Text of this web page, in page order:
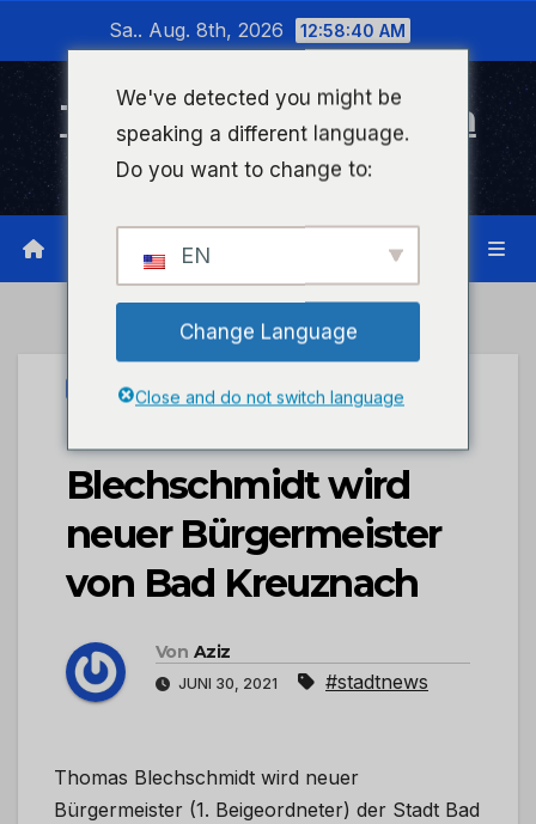
wechseln
Sa.. Aug. 8th, 2026 12:58:40 AM
Timeline Bad Kreuznach
Infonetzwerk für Bad Kreuznach
STADTKREUZNACH
Thomas
Blechschmidt wird
neuer Bürgermeister
von Bad Kreuznach
Von Aziz
JUNI 30, 2021 #stadtnews
Thomas Blechschmidt wird neuer
Bürgermeister (1. Beigeordneter) der Stadt Bad
We've detected you might be
speaking a different language.
Do you want to change to:
EN
Change Language
Close and do not switch language